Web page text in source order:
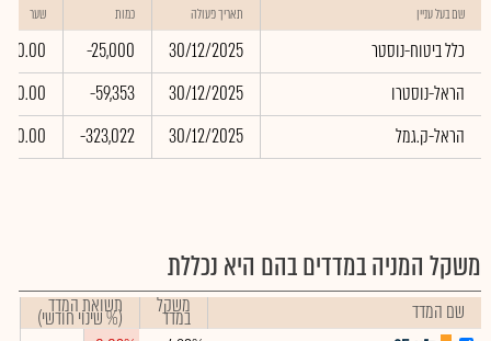
שם בעל עניין תאריך פעולה כמות שער
כלל ביטוח-נוסטר 30/12/2025
-25,000
0.00
הראל-נוסטרו
30/12/2025
-59,353
0.00
הראל-ק.גמל
30/12/2025
-323,022
0.00
משקל המניה במדדים בהם היא נכללת
שם המדד משקל
במדד תשואת המדד
(% שינוי חודשי)